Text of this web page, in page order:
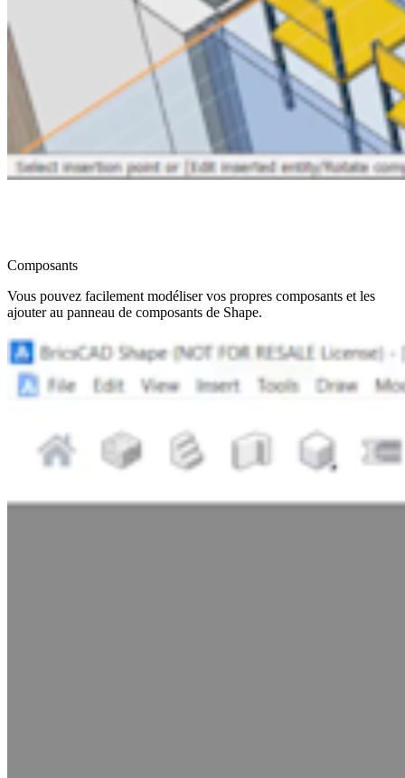
Composants
Vous pouvez facilement modéliser vos propres composants et les
ajouter au panneau de composants de Shape.